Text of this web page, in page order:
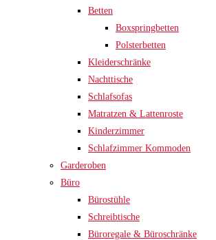
Betten
Boxspringbetten
Polsterbetten
Kleiderschränke
Nachttische
Schlafsofas
Matratzen & Lattenroste
Kinderzimmer
Schlafzimmer Kommoden
Garderoben
Büro
Bürostühle
Schreibtische
Büroregale & Büroschränke